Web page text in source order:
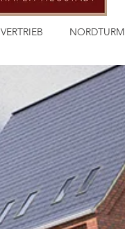
VERTRIEB NORDTURM